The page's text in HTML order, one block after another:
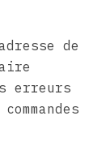
de
erreurs